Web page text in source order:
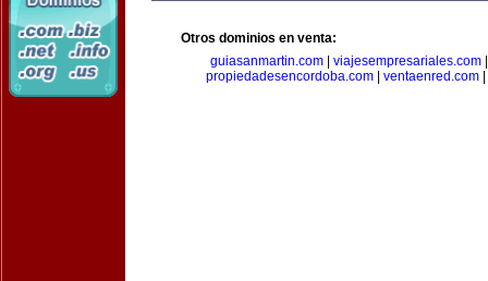
Otros dominios en venta:
guiasanmartin.com| viajesempresariales.com
propiedadesencordoba.com
ventaenred.com